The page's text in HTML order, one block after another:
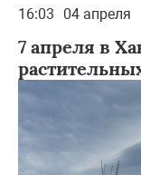
16:03 04 апреля
7 апреля в